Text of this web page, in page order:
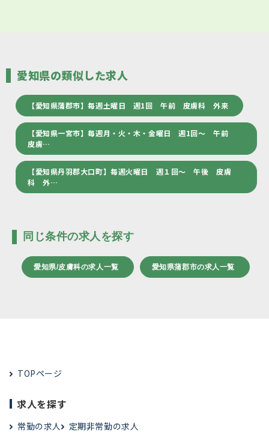
愛知県の類似した求人
【愛知県蒲郡市】毎週土曜日 週1回 午前 皮膚科 外来
【愛知県一宮市】毎週月・火・木・金曜日 週1回～ 午前
皮膚…
【愛知県丹羽郡大口町】毎週火曜日 週１回～ 午後 皮膚
科 外…
同じ条件の求人を探す
愛知県/皮膚科の求人一覧 愛知県蒲郡市の求人一覧
TOPページ
求人を探す
常勤の求人 定期非常勤の求人